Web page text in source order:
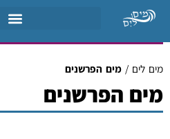
מים לים / מים הפרשנים
מים הפרשנים